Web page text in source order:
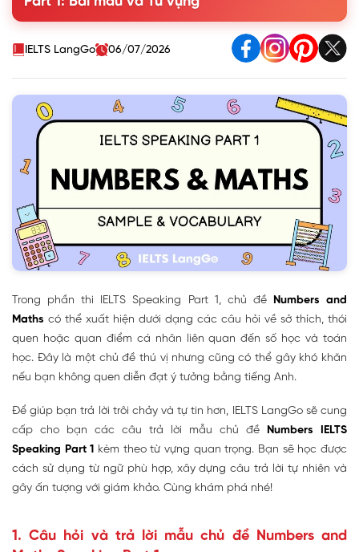
Question 3. Are you good at remembering telephone
numbers?
Question 4. Have you ever forgotten your phone
number?
Question 5. Do you need to use numbers in the future?
Question 6. What kinds of numbers do you usually have
to remember?
Question 8. Do you think it’s difficult to learn
mathematics well?
IELTS LangGo 06/07/2026
Trong phần thi IELTS Speaking Part 1, chủ đề
Numbers and
Maths có thể xuất hiện dưới dạng các câu hỏi về sở thích, thói
quen hoặc quan điểm cá nhân liên quan đến số học và toán
học. Đây là một chủ đề thú vị nhưng cũng có thể gây khó khăn
nếu bạn không quen diễn đạt ý tưởng bằng tiếng Anh.
Để giúp bạn trả lời trôi chảy và tự tin hơn, IELTS LangGo sẽ cung
cấp cho bạn các câu trả lời mẫu chủ đề
Numbers IELTS
Speaking Part 1 kèm theo từ vựng quan trọng. Bạn sẽ học được
cách sử dụng từ ngữ phù hợp, xây dựng câu trả lời tự nhiên và
gây ấn tượng với giám khảo. Cùng khám phá nhé!
1. Câu hỏi và trả lời mẫu chủ đề Numbers and